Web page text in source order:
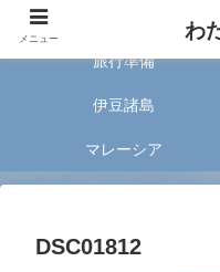
旅好きな20代女
旅行準備
伊豆諸島
マレーシア
DSC01812
メニュー わ